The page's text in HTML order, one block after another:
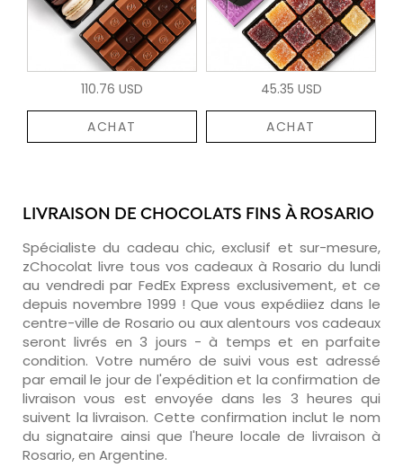
110.76 USD
ACHAT
45.35 USD
ACHAT
LIVRAISON DE CHOCOLATS FINS À ROSARIO
Spécialiste du cadeau chic, exclusif et sur-mesure,
zChocolat livre tous vos cadeaux à Rosario du lundi
au vendredi par FedEx Express exclusivement, et ce
depuis novembre 1999 ! Que vous expédiiez dans le
centre-ville de Rosario ou aux alentours vos cadeaux
seront livrés en 3 jours - à temps et en parfaite
condition. Votre numéro de suivi vous est adressé
par email le jour de l'expédition et la confirmation de
livraison vous est envoyée dans les 3 heures qui
suivent la livraison. Cette confirmation inclut le nom
du signataire ainsi que l'heure locale de livraison à
Rosario, en Argentine.